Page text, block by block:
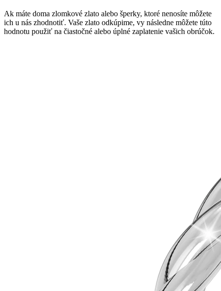
Ak máte doma zlomkové zlato alebo šperky, ktoré nenosíte môžete
ich u nás zhodnotiť. Vaše zlato odkúpime, vy následne môžete túto
hodnotu použiť na čiastočné alebo úplné zaplatenie vašich obrúčok.